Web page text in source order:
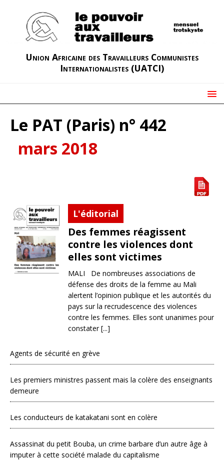
Union Africaine des Travailleurs Communistes
Internationalistes (UATCI)
Le PAT (Paris) n° 442
mars 2018
L'éditorial
Des femmes réagissent
contre les violences dont
elles sont victimes
MALI De nombreuses associations de
défense des droits de la femme au Mali
alertent l’opinion publique et les autorités du
pays sur la recrudescence des violences
contre les femmes. Elles sont unanimes pour
constater [...]
Agents de sécurité en grève
Les premiers ministres passent mais la colère des enseignants
demeure
Les conducteurs de katakatani sont en colère
Assassinat du petit Bouba, un crime barbare d’un autre âge à
imputer à cette société malade du capitalisme